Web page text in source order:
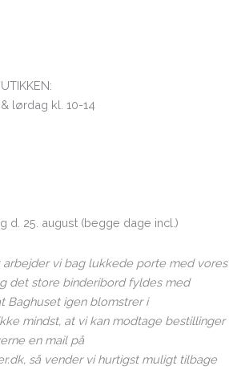
lørdag kl. 10-14
d. 25. august (begge dage incl.)
arbejdervi bag lukkede porte med vores
det store binderibord fyldes med
Baghuset igen blomstrer i
mindst, at vi kan modtage bestillinger
en mail på
så vender vi hurtigst muligt tilbage